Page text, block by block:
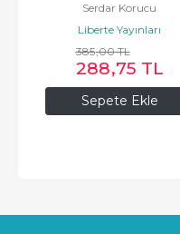
Sepete Ekle
Anayasal Yorum Pratiği
Serdar Korucu
Liberte Yayınları
385,00TL
288,75 TL